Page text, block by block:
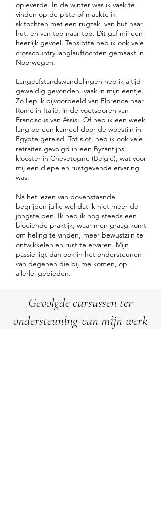
opleverde. In de winter was ik vaak te
vinden op de piste of maakte ik
skitochten met een rugzak, van hut naar
hut, en van top naar top. Dit gaf mij een
heerlijk gevoel. Tenslotte heb ik ook vele
crosscountry langlauftochten gemaakt in
Noorwegen.
Langeafstandswandelingen heb ik altijd
geweldig gevonden, vaak in mijn eentje.
Zo liep ik bijvoorbeeld van Florence naar
Rome in Italië, in de voetsporen van
Franciscus van Assisi. Of heb ik een week
lang op een kameel door de woestijn in
Egypte gereisd. Tot slot, heb ik ook vele
retraites gevolgd in een Byzantijns
klooster in Chevetogne (België), wat voor
mij een diepe en rustgevende ervaring
was.
Na het lezen van bovenstaande
begrijpen jullie wel dat ik niet meer de
jongste ben. Ik heb ik nog steeds een
bloeiende praktijk, waar men graag komt
om heling te vinden, meer bewustzijn te
ontwikkelen en rust te ervaren. Mijn
passie ligt dan ook in het ondersteunen
van degenen die bij me komen, op
allerlei gebieden.
Gevolgde cursussen ter
ondersteuning van mijn werk